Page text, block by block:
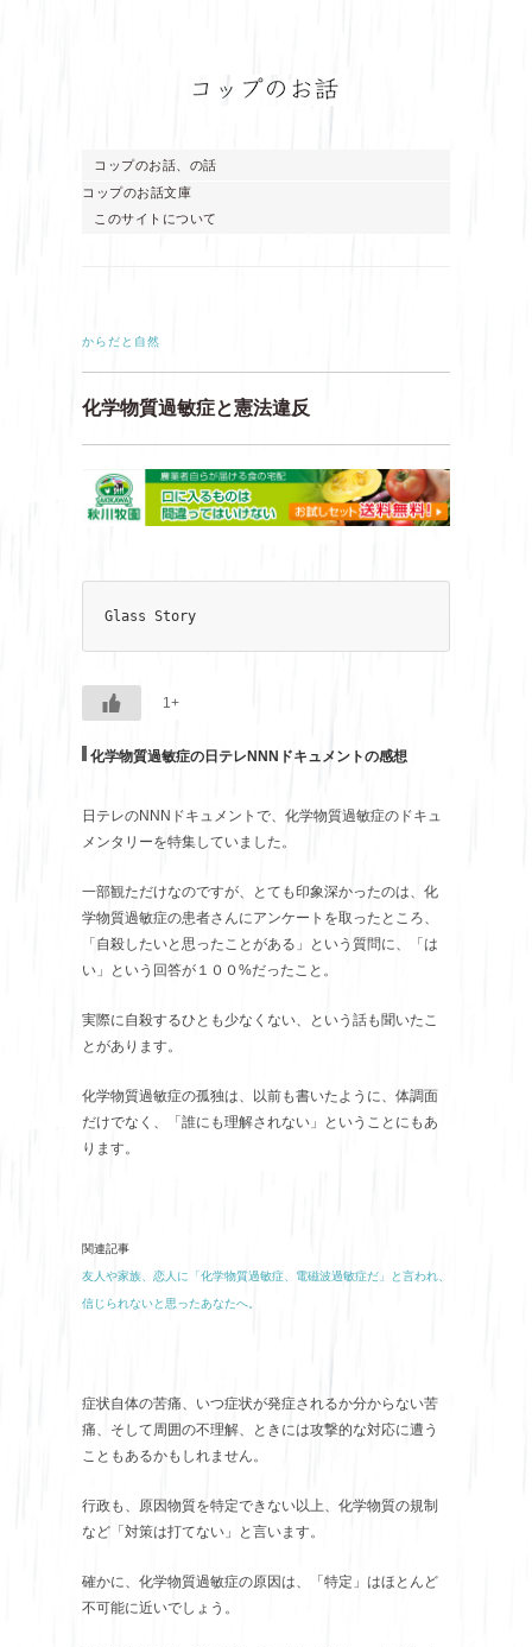
コップのお話、の話
コップのお話文庫
このサイトについて
からだと自然
化学物質過敏症と憲法違反
Glass Story
1+
化学物質過敏症の日テレNNNドキュメントの感想
日テレのNNNドキュメントで、化学物質過敏症のドキュ
メンタリーを特集していました。
一部観ただけなのですが、とても印象深かったのは、化
学物質過敏症の患者さんにアンケートを取ったところ、
「自殺したいと思ったことがある」という質問に、「は
い」という回答が１００%だったこと。
実際に自殺するひとも少なくない、という話も聞いたこ
とがあります。
化学物質過敏症の孤独は、以前も書いたように、体調面
だけでなく、「誰にも理解されない」ということにもあ
ります。
関連記事
友人や家族、恋人に「化学物質過敏症、電磁波過敏症だ」と言われ、
信じられないと思ったあなたへ。
症状自体の苦痛、いつ症状が発症されるか分からない苦
痛、そして周囲の不理解、ときには攻撃的な対応に遭う
こともあるかもしれません。
行政も、原因物質を特定できない以上、化学物質の規制
など「対策は打てない」と言います。
確かに、化学物質過敏症の原因は、「特定」はほとんど
不可能に近いでしょう。